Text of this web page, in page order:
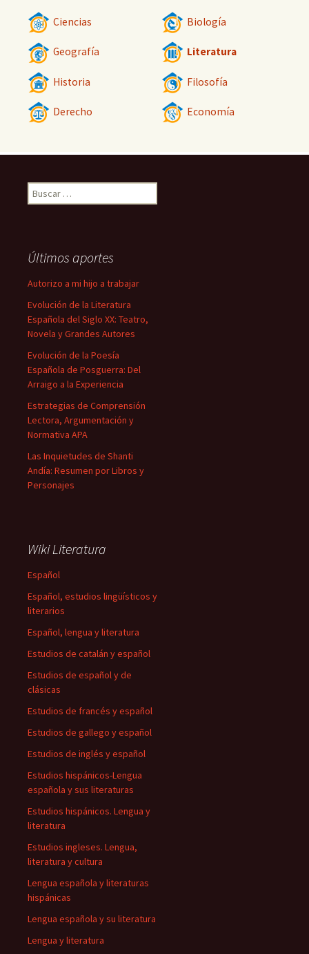
Ciencias Biología
Geografía Literatura
Historia Filosofía
Derecho Economía
Buscar:
Últimos aportes
Autorizo a mi hijo a trabajar
Evolución de la Literatura
Española del Siglo XX: Teatro,
Novela y Grandes Autores
Evolución de la Poesía
Española de Posguerra: Del
Arraigo a la Experiencia
Estrategias de Comprensión
Lectora, Argumentación y
Normativa APA
Las Inquietudes de Shanti
Andía: Resumen por Libros y
Personajes
Wiki Literatura
Español
Español, estudios lingüísticos y
literarios
Español, lengua y literatura
Estudios de catalán y español
Estudios de español y de
clásicas
Estudios de francés y español
Estudios de gallego y español
Estudios de inglés y español
Estudios hispánicos-Lengua
española y sus literaturas
Estudios hispánicos. Lengua y
literatura
Estudios ingleses. Lengua,
literatura y cultura
Lengua española y literaturas
hispánicas
Lengua española y su literatura
Lengua y literatura